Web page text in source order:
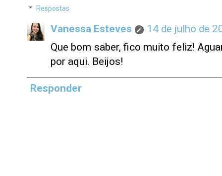
Respostas
Vanessa Esteves
14 de julho de
Que bom saber, fico muito feliz!
por aqui. Beijos!
Responder